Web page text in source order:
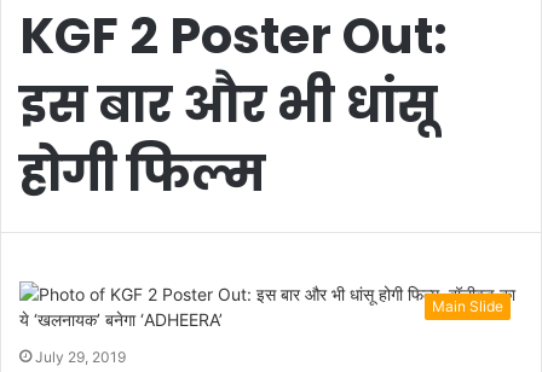
KGF 2 Poster Out:
इस बार और भी धांसू
होगी फिल्म
Main Slide
July 29, 2019